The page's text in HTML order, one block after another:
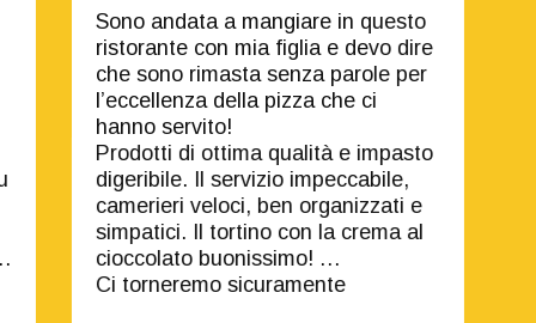
Sono andata a mangiare in questo
ristorante con mia figlia e devo dire
che sono rimasta senza parole per
l’eccellenza della pizza che ci
hanno servito!
Prodotti di ottima qualità e impasto
digeribile. Il servizio impeccabile,
camerieri veloci, ben organizzati e
simpatici. Il tortino con la crema al
cioccolato buonissimo!
Ci torneremo sicuramente